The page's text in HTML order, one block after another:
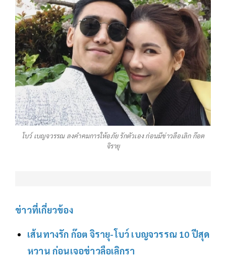
โบว์ เบญจวรรณ ลงคำคมการให้อภัย รักตัวเอง ก่อนมีข่าวลือเลิก ก๊อต
จิรายุ
ข่าวที่เกี่ยวข้อง
เส้นทางรัก ก๊อต จิรายุ-โบว์ เบญจวรรณ 10 ปีสุด
หวาน ก่อนเจอข่าวลือเลิกรา